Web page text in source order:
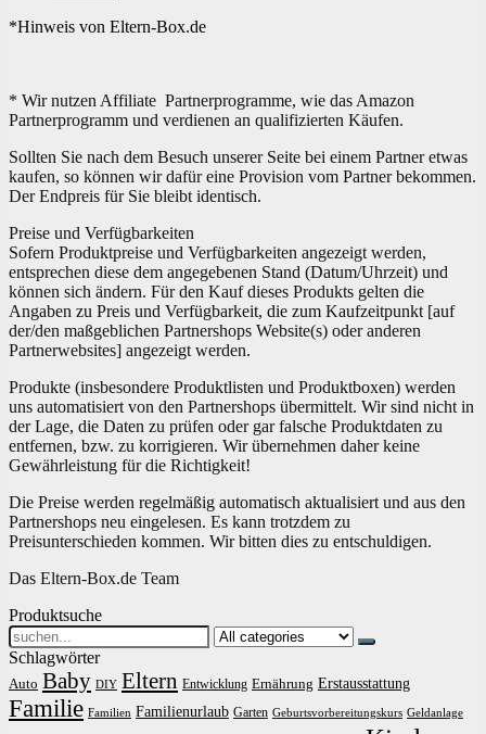
*Hinweis von Eltern-Box.de
* Wir nutzen Affiliate Partnerprogramme, wie das Amazon
Partnerprogramm und verdienen an qualifizierten Käufen.
Sollten Sie nach dem Besuch unserer Seite bei einem Partner etwas
kaufen, so können wir dafür eine Provision vom Partner bekommen.
Der Endpreis für Sie bleibt identisch.
Preise und Verfügbarkeiten
Sofern Produktpreise und Verfügbarkeiten angezeigt werden,
entsprechen diese dem angegebenen Stand (Datum/Uhrzeit) und
können sich ändern. Für den Kauf dieses Produkts gelten die
Angaben zu Preis und Verfügbarkeit, die zum Kaufzeitpunkt [auf
der/den maßgeblichen Partnershops Website(s) oder anderen
Partnerwebsites] angezeigt werden.
Produkte (insbesondere Produktlisten und Produktboxen) werden
uns automatisiert von den Partnershops übermittelt. Wir sind nicht in
der Lage, die Daten zu prüfen oder gar falsche Produktdaten zu
entfernen, bzw. zu korrigieren. Wir übernehmen daher keine
Gewährleistung für die Richtigkeit!
Die Preise werden regelmäßig automatisch aktualisiert und aus den
Partnershops neu eingelesen. Es kann trotzdem zu
Preisunterschieden kommen. Wir bitten dies zu entschuldigen.
Das Eltern-Box.de Team
Produktsuche
Search
for:
Schlagwörter
Auto Baby DIY Eltern Entwicklung Ernährung Erstausstattung
Familie Familien Familienurlaub Garten Geburtsvorbereitungskurs Geldanlage